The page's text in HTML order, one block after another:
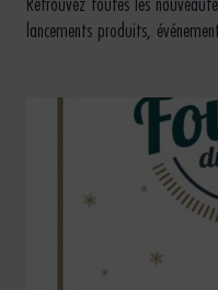
lancements produits,